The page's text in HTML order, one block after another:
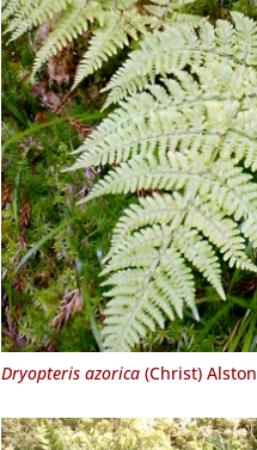
Dryopteris azorica(Christ) Alston